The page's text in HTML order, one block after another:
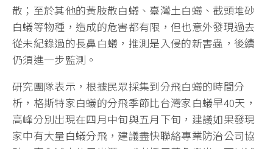
散；至於其他的黃肢散白蟻、臺灣土白蟻、截頭堆砂
白蟻等物種，造成的危害都有限，但也意外發現過去
從未紀錄過的長鼻白蟻，推測是入侵的新害蟲，後續
仍須進一步監測。
研究團隊表示，根據民眾採集到分飛白蟻的時間分
析，格斯特家白蟻的分飛季節比台灣家白蟻早40天，
高峰分別出現在四月中旬與五月下旬，建議如果發現
家中有大量白蟻分飛，建議盡快聯絡專業防治公司協